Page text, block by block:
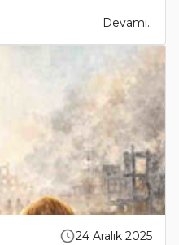
Devamı..
24 Aralık 2025